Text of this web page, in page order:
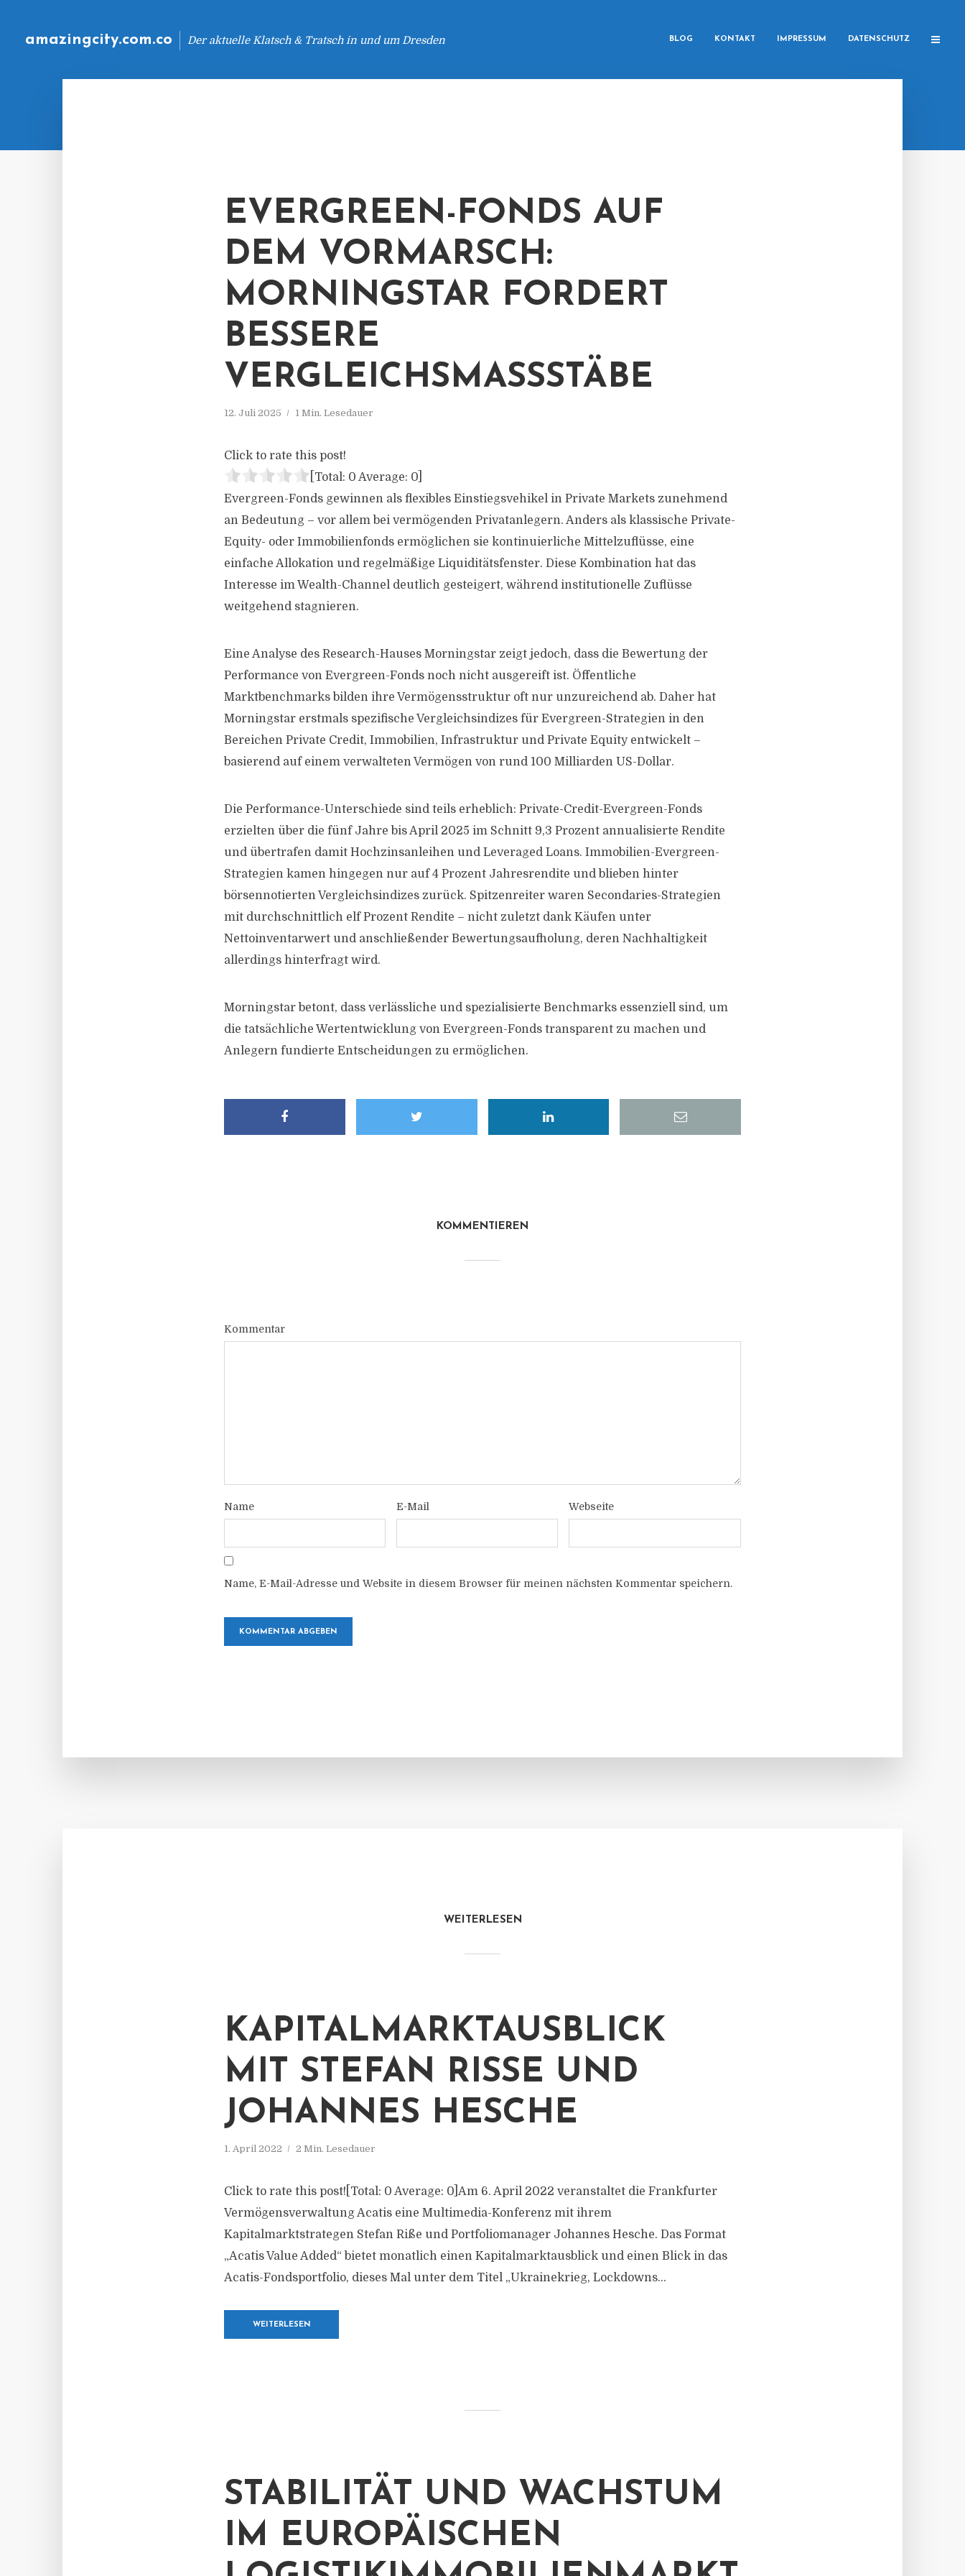
amazingcity.com.co Der aktuelle Klatsch & Tratsch in und um Dresden BLOG KONTAKT IMPRESSUM DATENSCHUTZ
EVERGREEN-FONDS AUF
DEM VORMARSCH:
MORNINGSTAR FORDERT
BESSERE
VERGLEICHSMASSSTÄBE
12. Juli 2025 1 Min. Lesedauer
Click to rate this post!
[Total: 0 Average: 0
Evergreen-Fonds gewinnen als flexibles Einstiegsvehikel in Private Markets zunehmend
an Bedeutung – vor allem bei vermögenden Privatanlegern. Anders als klassische Private-
Equity- oder Immobilienfonds ermöglichen sie kontinuierliche Mittelzuflüsse, eine
einfache Allokation und regelmäßige Liquiditätsfenster. Diese Kombination hat das
Interesse im Wealth-Channel deutlich gesteigert, während institutionelle Zuflüsse
weitgehend stagnieren.
Eine Analyse des Research-Hauses Morningstar zeigt jedoch, dass die Bewertung der
Performance von Evergreen-Fonds noch nicht ausgereift ist. Öffentliche
Marktbenchmarks bilden ihre Vermögensstruktur oft nur unzureichend ab. Daher hat
Morningstar erstmals spezifische Vergleichsindizes für Evergreen-Strategien in den
Bereichen Private Credit, Immobilien, Infrastruktur und Private Equity entwickelt –
basierend auf einem verwalteten Vermögen von rund 100 Milliarden US-Dollar.
Die Performance-Unterschiede sind teils erheblich: Private-Credit-Evergreen-Fonds
erzielten über die fünf Jahre bis April 2025 im Schnitt 9,3 Prozent annualisierte Rendite
und übertrafen damit Hochzinsanleihen und Leveraged Loans. Immobilien-Evergreen-
Strategien kamen hingegen nur auf 4 Prozent Jahresrendite und blieben hinter
börsennotierten Vergleichsindizes zurück. Spitzenreiter waren Secondaries-Strategien
mit durchschnittlich elf Prozent Rendite – nicht zuletzt dank Käufen unter
Nettoinventarwert und anschließender Bewertungsaufholung, deren Nachhaltigkeit
allerdings hinterfragt wird.
Morningstar betont, dass verlässliche und spezialisierte Benchmarks essenziell sind, um
die tatsächliche Wertentwicklung von Evergreen-Fonds transparent zu machen und
Anlegern fundierte Entscheidungen zu ermöglichen.
KOMMENTIEREN
Kommentar
Name E-Mail Webseite
Name, E-Mail-Adresse und Website in diesem Browser für meinen nächsten Kommentar speichern.
WEITERLESEN
KAPITALMARKTAUSBLICK
MIT STEFAN RISSE UND J
OHANNES HESCHE
1. April 2022 2 Min. Lesedauer
Click to rate this post![Total: 0 Average: 0]Am 6. April 2022 veranstaltet die Frankfurter
Vermögensverwaltung Acatis eine Multimedia-Konferenz mit ihrem
Kapitalmarktstrategen Stefan Riße und Portfoliomanager Johannes Hesche. Das Format
„Acatis Value Added“ bietet monatlich einen Kapitalmarktausblick und einen Blick in das
Acatis-Fondsportfolio, dieses Mal unter dem Titel „Ukrainekrieg, Lockdowns...
WEITERLESEN
STABILITÄT UND WACHSTUM
IM EUROPÄISCHEN